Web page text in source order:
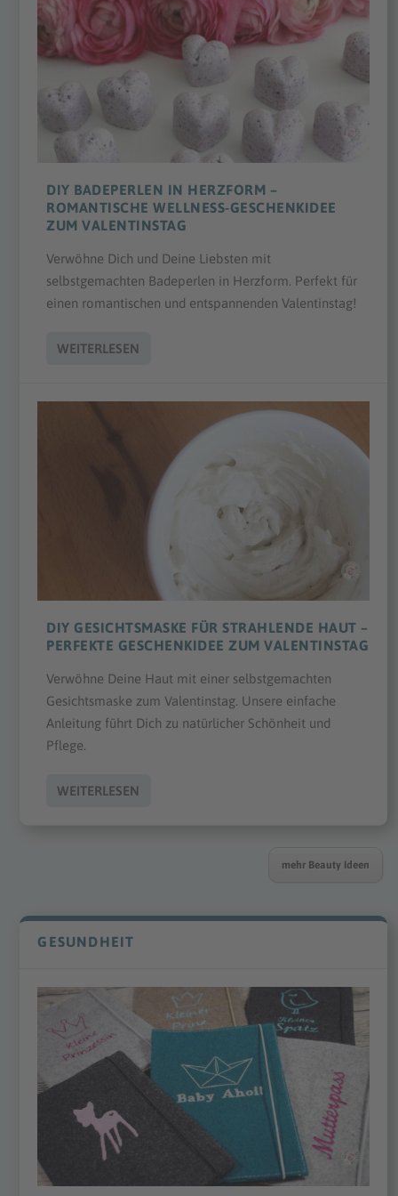
DIY BADEPERLEN IN HERZFORM –
ROMANTISCHE WELLNESS-GESCHENKIDEE
ZUM VALENTINSTAG
Verwöhne Dich und Deine Liebsten mit
selbstgemachten Badeperlen in Herzform. Perfekt für
einen romantischen und entspannenden Valentinstag!
WEITERLESEN
DIY GESICHTSMASKE FÜR STRAHLENDE HAUT –
PERFEKTE GESCHENKIDEE ZUM VALENTINSTAG
Verwöhne Deine Haut mit einer selbstgemachten
Gesichtsmaske zum Valentinstag. Unsere einfache
Anleitung führt Dich zu natürlicher Schönheit und
Pflege.
WEITERLESEN
mehr Beauty Ideen
GESUNDHEIT